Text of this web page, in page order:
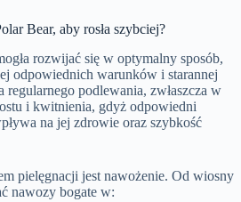
Bear, aby rosła szybciej?
rozwijać się w optymalny sposób,
odpowiednich warunków i starannej
podlewania, zwłaszcza w
i kwitnienia, gdyż odpowiedni
na jej zdrowie oraz szybkość
pielęgnacji jest nawożenie. Od wiosny
nawozy bogate w: